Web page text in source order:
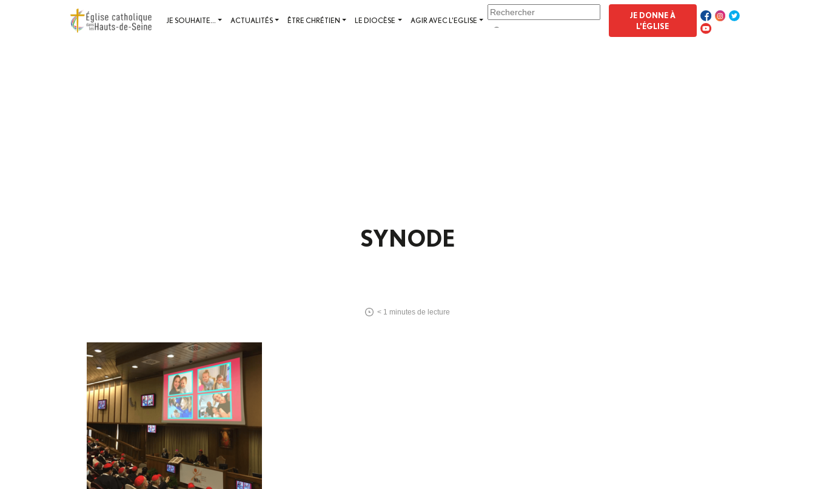
JE SOUHAITE... ACTUALITÉS ÊTRE CHRÉTIEN LE DIOCÈSE AGIR AVEC L'EGLISE
JE DONNE À
L'ÉGLISE
SYNODE
< 1 minutes de lecture